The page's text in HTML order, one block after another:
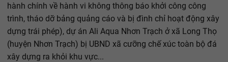
hành chính về hành vi không thông báo khởi công công
trình, tháo dỡ bảng quảng cáo và bị đình chỉ hoạt động xây
dựng trái phép), dự án Ali Aqua Nhơn Trạch ở xã Long Thọ
(huyện Nhơn Trạch) bị UBND xã cưỡng chế xúc toàn bộ đá
xây dựng ra khỏi khu vực...